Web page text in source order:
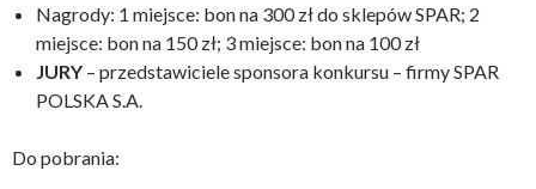
Nagrody: 1 miejsce: bon na 300 zł do sklepów SPAR; 2
miejsce: bon na 150 zł; 3 miejsce: bon na 100 zł
JURY – przedstawiciele sponsora konkursu – firmy SPAR
POLSKA S.A.
Do pobrania: